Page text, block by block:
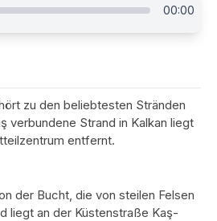
00:00
zu den beliebtesten Stränden
verbundene Strand in Kalkan liegt
entfernt.
der Bucht, die von steilen Felsen
liegt an der Küstenstraße Kaş-